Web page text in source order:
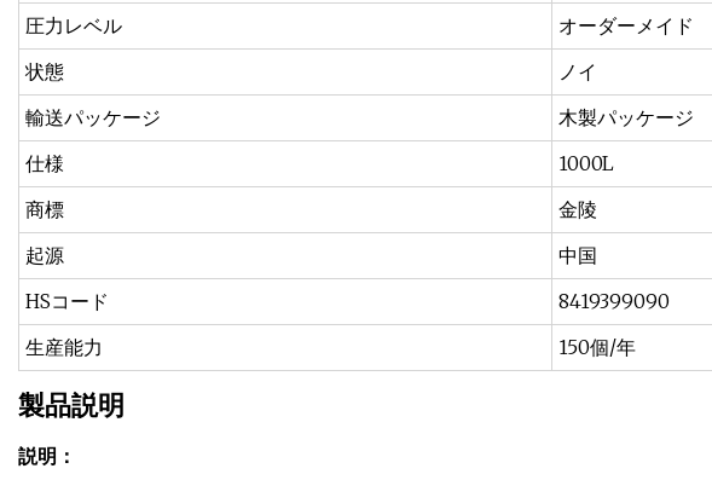
圧力レベル
オーダーメイド
状態
ノイ
輸送パッケージ
木製パッケージ
仕様
1000L
商標
金陵
起源
中国
HSコード
8419399090
生産能力
150個/年
製品説明
説明：